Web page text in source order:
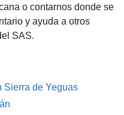
o contarnos donde se
y ayuda a otros
SAS.
Sierra de Yeguas